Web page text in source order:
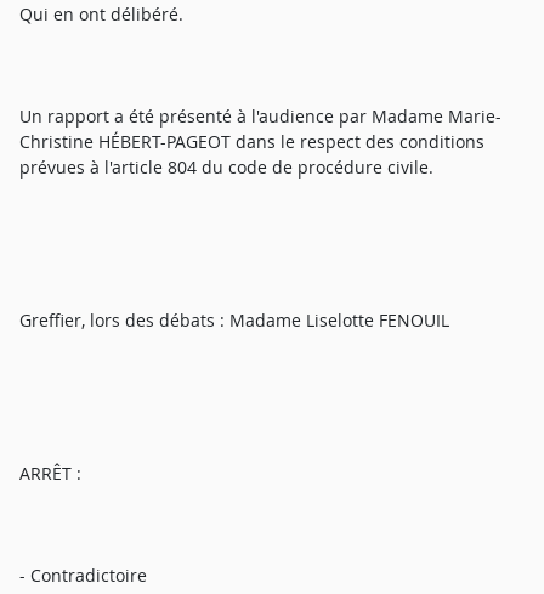
Qui en ont délibéré.
Un rapport a été présenté à l'audience par Madame Marie-
Christine HÉBERT-PAGEOT dans le respect des conditions
prévues à l'article 804 du code de procédure civile.
Greffier, lors des débats : Madame Liselotte FENOUIL
ARRÊT :
- Contradictoire